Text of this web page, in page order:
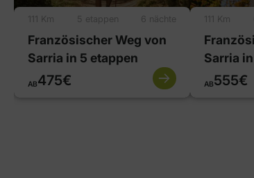
111 Km 5 etappen 6 nächte
Französischer Weg von
Sarria in 5 etappen
AB475€
111 Km
Sarria
AB555€